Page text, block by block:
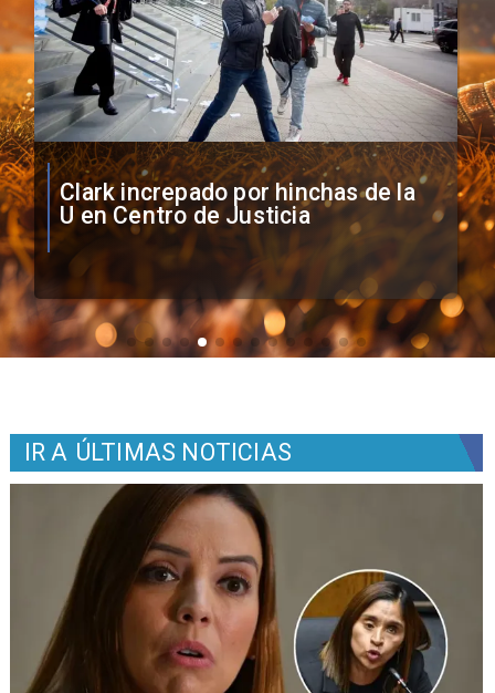
Vozinha firma contrato con Colo
Colo como nuevo arquero
IR A ÚLTIMAS NOTICIAS